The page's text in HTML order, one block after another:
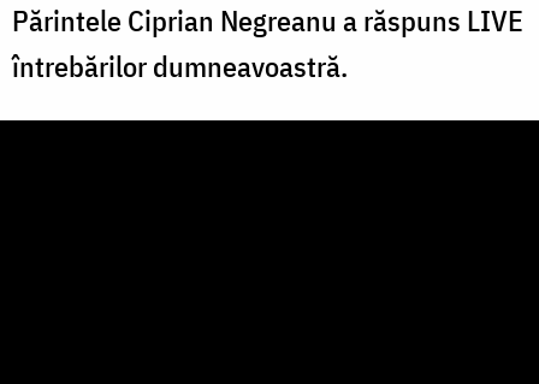
Părintele Ciprian Negreanu a răspuns LIVE
întrebărilor dumneavoastră.